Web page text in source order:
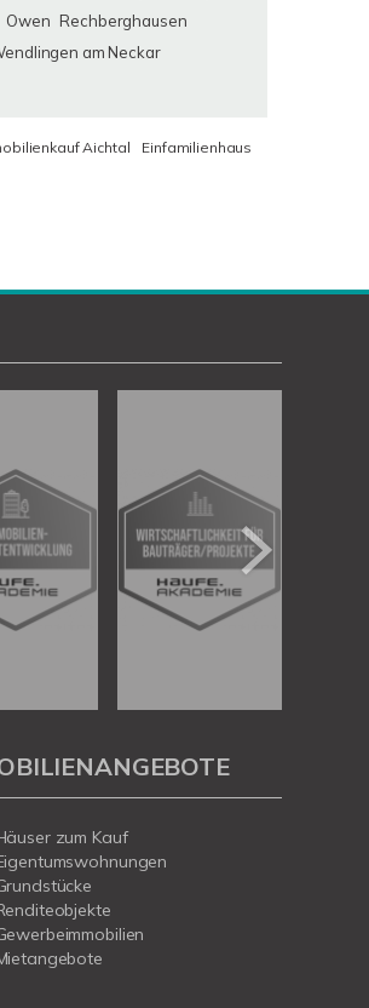
Owen Rechberghausen
am Neckar
Aichtal
Einfamilienhaus
zum Kauf